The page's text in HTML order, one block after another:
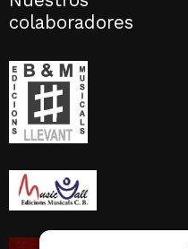
colaboradores